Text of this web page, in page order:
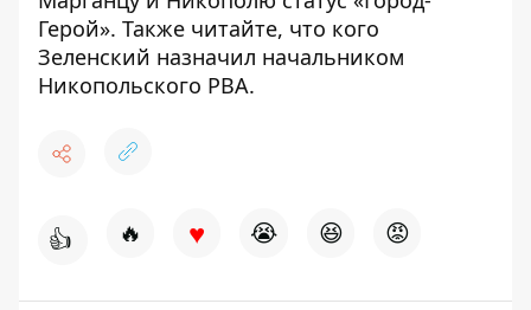
Герой». Также читайте, что кого
Зеленский назначил начальником
Никопольского РВА.
👍 🔥 ♥ 😭 😆 😡